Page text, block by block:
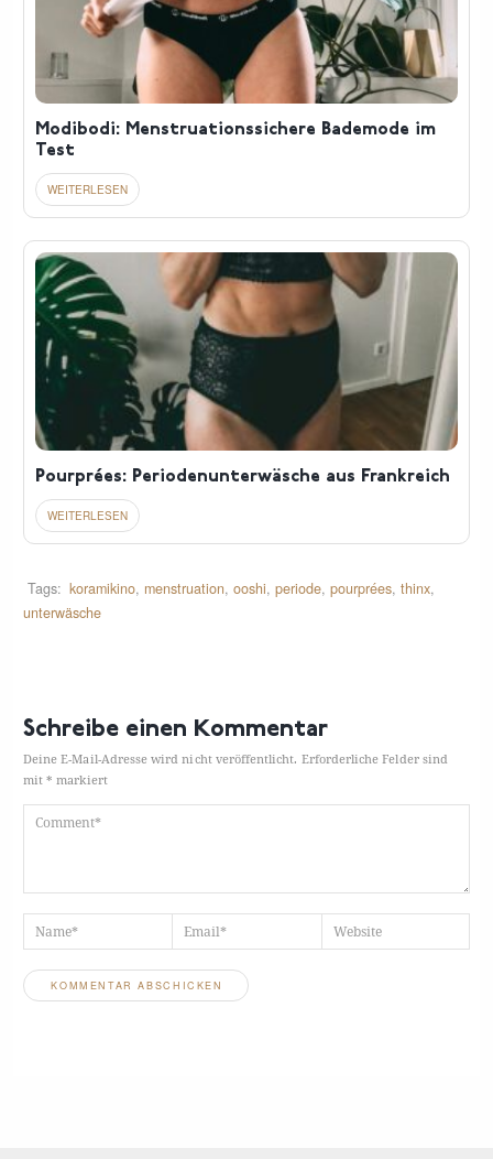
Modibodi: Menstruationssichere Bademode im
Test
Pourprées: Periodenunterwäsche aus Frankreich
Tags: koramikino, menstruation, ooshi, periode, pourprées, thinx,
unterwäsche
Schreibe einen Kommentar
Deine E-Mail-Adresse wird nicht veröffentlicht. Erforderliche Felder sind
mit* markiert